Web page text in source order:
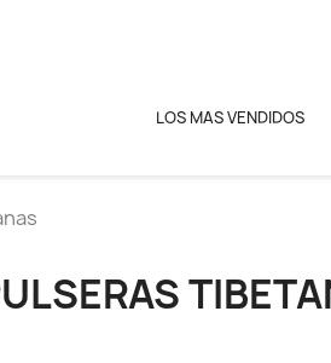
LOS MAS VENDIDOS